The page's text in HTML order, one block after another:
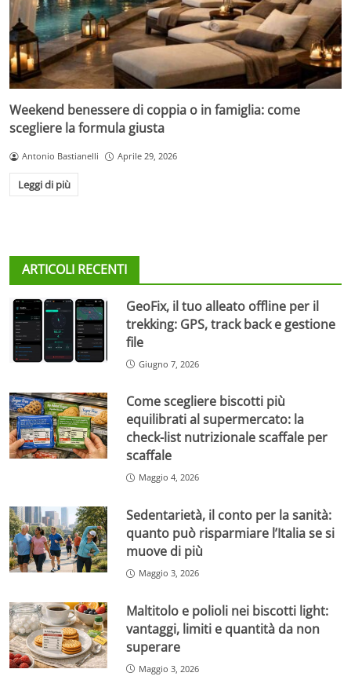
Weekend benessere di coppia o in famiglia: come
scegliere la formula giusta
Antonio Bastianelli Aprile 29, 2026
Leggi di più
ARTICOLI RECENTI
GeoFix, il tuo alleato offline per il
trekking: GPS, track back e gestione
file
Giugno 7, 2026
Come scegliere biscotti più
equilibrati al supermercato: la
check-list nutrizionale scaffale per
scaffale
Maggio 4, 2026
Sedentarietà, il conto per la sanità:
quanto può risparmiare l’Italia se si
muove di più
Maggio 3, 2026
Maltitolo e polioli nei biscotti light:
vantaggi, limiti e quantità da non
superare
Maggio 3, 2026